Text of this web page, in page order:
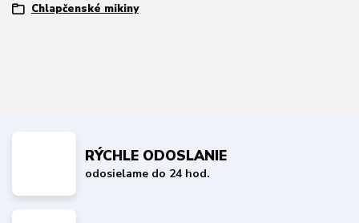
Chlapčenské mikiny
RÝCHLE ODOSLANIE
odosielame do 24 hod.